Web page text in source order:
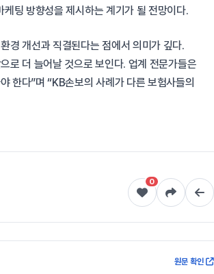
팅 방향성을 제시하는 계기가 될 전망이다.
경 개선과 직결된다는 점에서 의미가 깊다.
로 더 늘어날 것으로 보인다. 업계 전문가들은
한다”며 “KB손보의 사례가 다른 보험사들의
0
원문 확인